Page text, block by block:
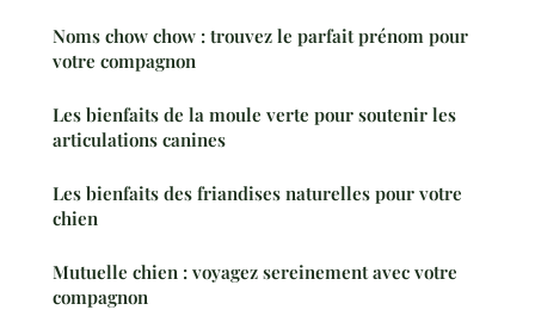
Noms chow chow : trouvez le parfait prénom pour
votre compagnon
Les bienfaits de la moule verte pour soutenir les
articulations canines
Les bienfaits des friandises naturelles pour votre
chien
Mutuelle chien : voyagez sereinement avec votre
compagnon